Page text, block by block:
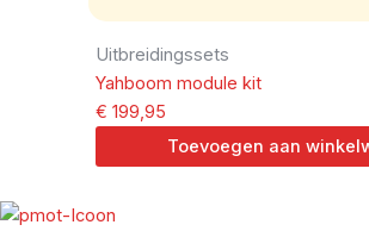
Uitbreidingssets
Yahboom module kit
€ 199,95
Toevoegen aan